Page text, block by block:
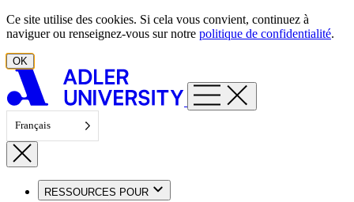
Aller au contenu
Ce site utilise des cookies. Si cela vous convient, continuez à
naviguer ou renseignez-vous sur notre politique de confidentialité.
OK
Français
RESSOURCES POUR